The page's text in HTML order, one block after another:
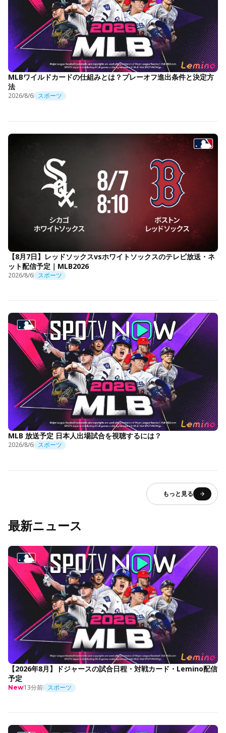
MLBワイルドカードの仕組みとは？プレーオフ進出条件と決定方
法
2026/8/6 スポーツ
【8月7日】レッドソックスvsホワイトソックスのテレビ放送・ネ
ット配信予定｜MLB2026
2026/8/6 スポーツ
MLB 放送予定 日本人出場試合を視聴するには？
2026/8/6 スポーツ
もっと見る
最新ニュース
【2026年8月】ドジャースの試合日程・対戦カード・Lemino配信
予定
New13分前 スポーツ